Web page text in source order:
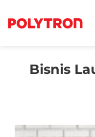
content
Bisnis